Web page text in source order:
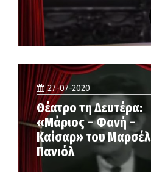
27-07-2020
Θέατρο τη Δευτέρα:
«Μάριος – Φανή –
Καίσαρ» του Μαρσέλ
Πανιόλ